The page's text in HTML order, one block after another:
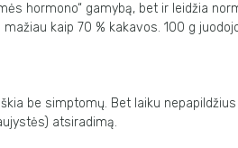
hormono“ gamybą, bet ir leidžia
kaip 70 % kakavos. 100 g
be simptomų. Bet laiku
atsiradimą.